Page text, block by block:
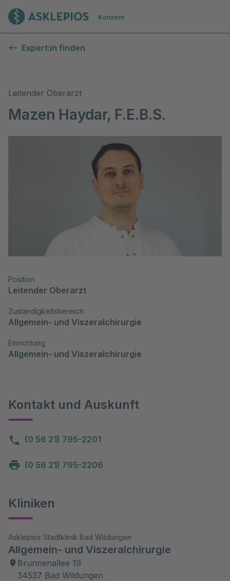
Zur Startseite
Konzern
Expert:in finden
Leitender Oberarzt
Mazen Haydar, F.E.B.S.
Position
Leitender Oberarzt
Zuständigkeitsbereich
Allgemein- und Viszeralchirurgie
Einrichtung
Allgemein- und Viszeralchirurgie
Kontakt und Auskunft
(0 56 21) 795-2201
(0 56 21) 795-2206
Kliniken
Asklepios Stadtklinik Bad Wildungen
Allgemein- und Viszeralchirurgie
Brunnenallee 19
34537 Bad Wildungen